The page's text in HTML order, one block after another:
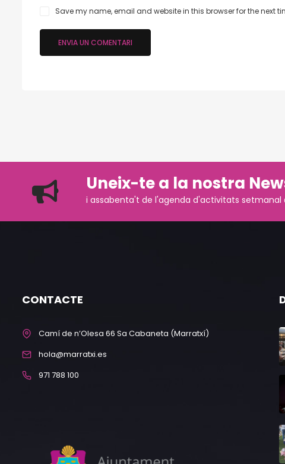
Save my name, email and website in this browser for the next
Uneix-te a la nostra
i assabenta't de l'agenda d'activitats setmanal
CONTACTE
Camí de n’Olesa 66 Sa Cabaneta (Marratxí)
hola@marratxi.es
971 788 100